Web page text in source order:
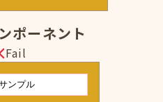
ポーネント
Fail